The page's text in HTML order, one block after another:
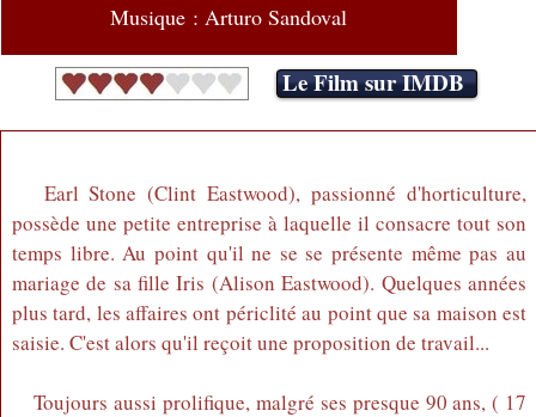
Musique : Arturo Sandoval
Le Film sur IMDB
Earl Stone (Clint Eastwood), passionné d'horticulture,
possède une petite entreprise à laquelle il consacre tout son
temps libre. Au point qu'il ne se se présente même pas au
mariage de sa fille Iris (Alison Eastwood). Quelques années
plus tard, les affaires ont périclité au point que sa maison est
saisie. C'est alors qu'il reçoit une proposition de travail...
Toujours aussi prolifique, malgré ses presque 90 ans, ( 17